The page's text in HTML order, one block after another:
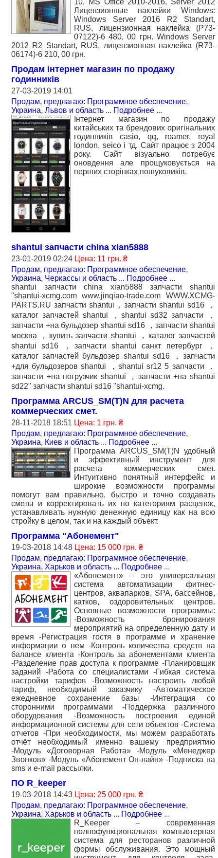
Лицензионные наклейки Windows:
Windows Server 2016 R2 Standart,
RUS, лицензионная наклейка (P73-
07122)-6 480, 00 грн. Windows Server
2012 R2 Standart, RUS, лицензионная наклейка (R73-
06174)-6 210, 00 грн.
Продам інтернет магазин по продажу
годинників
27-03-2019 14:01
Продам, предлагаю: Программное обеспечение,
Украина, Львов и область ... Подробнее ...
Інтернет магазин по продажу
китайських та брендових оригінальних
годинників casio, qq, roamer, royal
london, seico і тд. Сайт працює з 2004
року. Сайт візуально потребує
оновдення але прощуковується на
перших сторінках пошуковиків.
shantui запчасти china xian5888
23-01-2019 02:24 Цена: 11 грн. ₴
Продам, предлагаю: Программное обеспечение,
Украина, Черкассы и область ... Подробнее ...
shantui запчасти china xian5888 запчасти shantui
"shantui-xcmg.com www.jinqiao-trade.com WWW.XCMG-
PARTS.RU запчасти shantui，запчасти shantui sd16 ，
каталог запчастей shantui ，shantui sd32 запчасти ，
запчасти +на бульдозер shantui sd16 ，запчасти shantui
москва ，купить запчасти shantui ，каталог запчастей
shantui sd16 ，запчасти shantui санкт петербург ，
каталог запчастей бульдозер shantui sd16 ，запчасти
+для бульдозеров shantui ，shantui sr12 5 запчасти ，
запчасти +на погрузчик shantui ，запчасти +на shantui
sd22" запчасти shantui sd16 "shantui-xcmg.
Программа ARCUS_SM(T)N для расчета
коммерческих смет.
28-11-2018 18:51 Цена: 1 грн. ₴
Продам, предлагаю: Программное обеспечение,
Украина, Киев и область ... Подробнее ...
Программа ARCUS_SM(T)N удобный
и эффективный инструмент для
расчета коммерческих смет.
Интуитивно понятный интерфейс и
широкие возможности программы
помогут вам правильно, быстро и точно создавать
сметы и корректировать их по категориям расценок,
устанавливать нужную денежную единицу как на всю
стройку в целом, так и на каждый объект.
Программа "Абонемент"
19-03-2018 14:48 Цена: 15 000 грн. ₴
Продам, предлагаю: Программное обеспечение,
Украина, Харьков и область ... Подробнее ...
«Абонемент» – это универсальная
система автоматизации фитнес-
центров, аквапарков, SPA, бассейнов,
катков, оздоровительных центров.
Основные возможности программы:
-Возможность бронирования
мероприятий на определенную дату и
время -Регистрация гостя в программе и хранение
информации о нем -Контроль количества средств на
балансе клиента -Контроль за абонементами клиента
-Разделение прав доступа к программе -Планировщик
заданий -Работа со специалистами -Гибкая система
настройки тарифов -Возможность настроить любой
тариф, необходимый заказчику -Автоматическое
ежедневное сохранение базы -Интеграция со
сторонними программами -Поддержка различного
оборудования -Возможность построения единой
информационной системы для сети объектов -Система
отчетов -При необходимости, мы можем разработать
отчёт необходимый именно вашему предприятию
-Модуль «Договорная Работа» -Модуль «Менеджер
Звонков» -Модуль «Абонемент Он-лайн» -Подписка на
sms и e-mail рассылки.
ПО R_keeper
19-03-2018 14:43 Цена: 25 000 грн. ₴
Продам, предлагаю: Программное обеспечение,
Украина, Харьков и область ... Подробнее ...
R_Keeper – современная
полнофункциональная компьютерная
система для ресторанов различной
формы обслуживания. Это мощный